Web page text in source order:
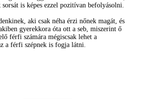
is képes ezzel pozitívan befolyásolni.
aki csak néha érzi nőnek magát, és
gyerekkora óta ott a seb, miszerint ő
férfi számára mégiscsak lehet a
a férfi szépnek is fogja látni.